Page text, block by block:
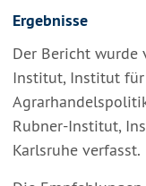
Ergebnisse
Der Bericht wurde
Institut, Institut
Rubner-Institut,
Karlsruhe verfasst.